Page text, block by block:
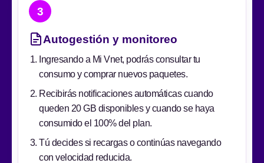
3
Autogestión y monitoreo
Ingresando a Mi Vnet, podrás consultar tu
consumo y comprar nuevos paquetes.
Recibirás notificaciones automáticas cuando
queden 20 GB disponibles y cuando se haya
consumido el 100% del plan.
Tú decides si recargas o continúas navegando
con velocidad reducida.